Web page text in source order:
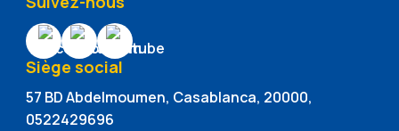
Siège social
57 BD Abdelmoumen, Casablanca, 20000,
0522429696